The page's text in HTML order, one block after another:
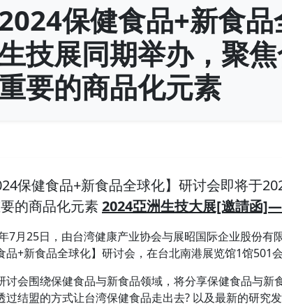
2024保健食品+新食
技展同期举办，聚
要的商品化元素
保健食品+新食品全球化】研讨会即将于
的商品化元素2024亞洲生技大展[邀請函
7月25日，由台湾健康产业协会与展昭国际企业股份
品+新食品全球化】研讨会，在台北南港展览馆1馆501会
讨会围绕保健食品与新食品领域，将分享保健食品与
过结盟的方式让台湾保健食品走出去? 以及最新的研究